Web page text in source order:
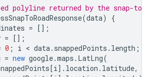
: "ChIJ601MoWlNFmsR5mvkfPp2ovA",
{
: "ChIJ601MoWlNFmsR5mvkfPp2ovA",
polyline returned by the snap-to-
(data)
{
= [];
= [];
0 ; i < data. snappedPoints . length ;
= new google.maps . LatLng(
[i]. location . latitude,